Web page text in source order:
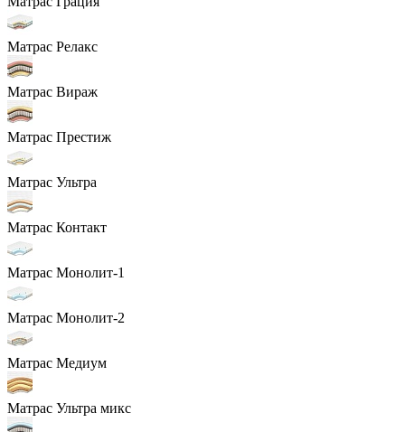
Матрас Релакс
Матрас Вираж
Матрас Престиж
Матрас Ультра
Матрас Контакт
Матрас Монолит-1
Матрас Монолит-2
Матрас Медиум
Матрас Ультра микс